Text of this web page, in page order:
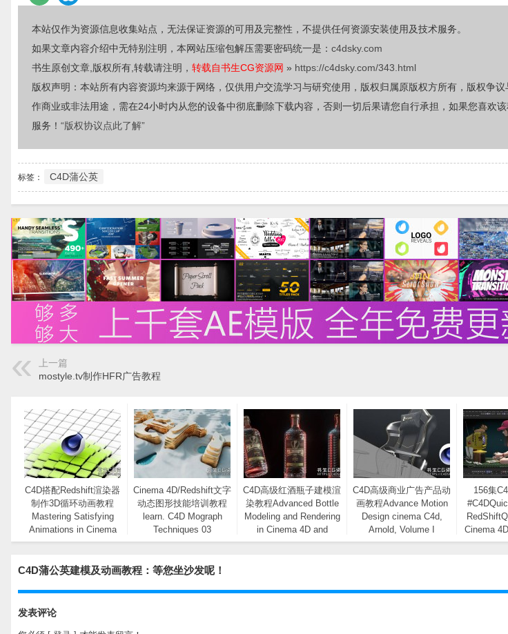
本站仅作为资源信息收集站点，无法保证资源的可用及完整性，不提供任何资源安装使用及技术服务。
如果文章内容介绍中无特别注明，本网站压缩包解压需要密码统一是： c4dsky.com
书生原创文章,版权所有,转载请注明， 转载自书生CG资源网 » https://c4dsky.com/343.html
版权声明：本站所有内容资源均来源于网络，仅供用户交流学习与研究使用，版权归属原版权方所有，版权争
作商业或非法用途，需在24小时内从您的设备中彻底删除下载内容，否则一切后果请您自行承担，如果您喜欢
服务！ “版权协议点此了解”
标签： C4D蒲公英
上一篇
mostyle.tv制作HFR广告教程
C4D搭配Redshift渲染器
制作3D循环动画教程
Mastering Satisfying
Animations in Cinema
4D & Redshift
Cinema 4D/Redshift文字
动态图形技能培训教程
learn. C4D Mograph
Techniques 03
C4D高级红酒瓶子建模渲
染教程Advanced Bottle
Modeling and Rendering
in Cinema 4D and
Redshift
C4D高级商业广告产品动
画教程Advance Motion
Design cinema C4d,
Arnold, Volume I
156集
Cinema
C4D蒲公英建模及动画教程：等您坐沙发呢！
发表评论